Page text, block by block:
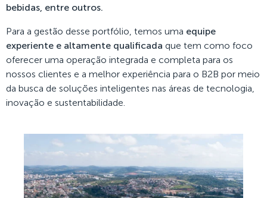
bebidas, entre outros.
Para a gestão desse portfólio, temos uma equipe
experiente e altamente qualificada que tem como foco
oferecer uma operação integrada e completa para os
nossos clientes e a melhor experiência para o B2B por meio
da busca de soluções inteligentes nas áreas de tecnologia,
inovação e sustentabilidade.